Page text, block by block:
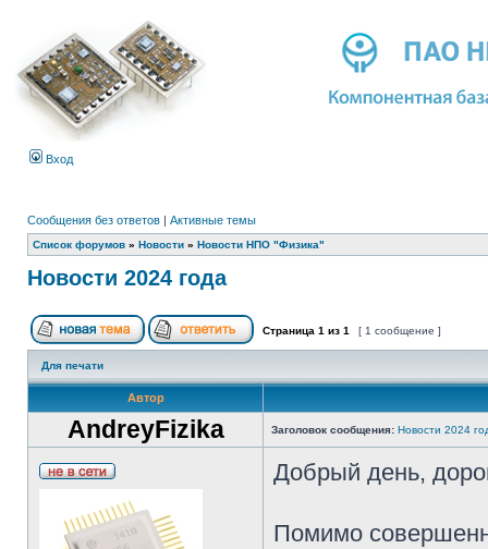
Вход
Сообщения без ответов | Активные темы
Список форумов » Новости » Новости НПО "Физика"
Новости 2024 года
Страница 1 из 1 [ 1 сообщение ]
Для печати
Автор
AndreyFizika Заголовок сообщения: Новости 2024
Добрый день,
Помимо